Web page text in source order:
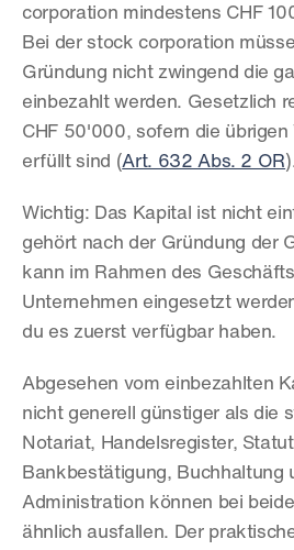
corporation mindestens CHF
Bei der stock corporation
Gründung nicht zwingend die
einbezahlt werden. Gesetzlich
CHF 50'000, sofern die übrigen
erfüllt sind (Art. 632 Abs. 2 OR
Wichtig: Das Kapital ist nicht
gehört nach der Gründung der
kann im Rahmen des
Unternehmen eingesetzt
du es zuerst verfügbar haben.
Abgesehen vom einbezahlten
nicht generell günstiger als die
Notariat, Handelsregister,
Bankbestätigung, Buchhaltung
Administration können bei
ähnlich ausfallen. Der